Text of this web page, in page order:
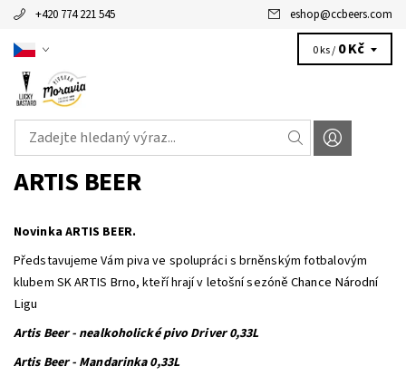
+420 774 221 545 eshop@ccbeers.com
0 ks / 0 Kč
ARTIS BEER
Novinka ARTIS BEER.
Představujeme Vám piva ve spolupráci s brněnským fotbalovým
klubem SK ARTIS Brno, kteří hrají v letošní sezóněChance Národní
Ligu
Artis Beer - nealkoholické pivo Driver 0,33L
Artis Beer - Mandarinka 0,33L